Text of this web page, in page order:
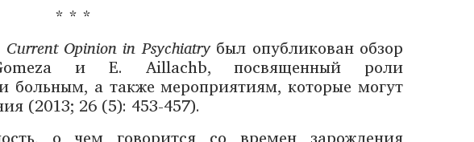
* * *
Current Opinion in Psychiatryбыл опубликован обзор
и E. Aillachb, посвященный роли
а также мероприятиям, которые могут
(2013; 26 (5): 453-457).